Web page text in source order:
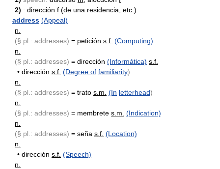
2) : dirección f (de una residencia, etc.)
address (Appeal)
n.
(§ pl.: addresses) = petición s.f. (Computing)
n.
(§ pl.: addresses) = dirección (Informática) s.f.
• dirección s.f. (Degree of familiarity)
n.
(§ pl.: addresses) = trato s.m. (In letterhead)
n.
(§ pl.: addresses) = membrete s.m. (Indication)
n.
(§ pl.: addresses) = seña s.f. (Location)
n.
• dirección s.f. (Speech)
n.